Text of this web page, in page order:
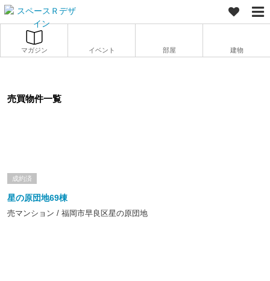
マガジン イベント 部屋 建物
売買物件一覧
成約済
星の原団地69棟
売マンション / 福岡市早良区星の原団地